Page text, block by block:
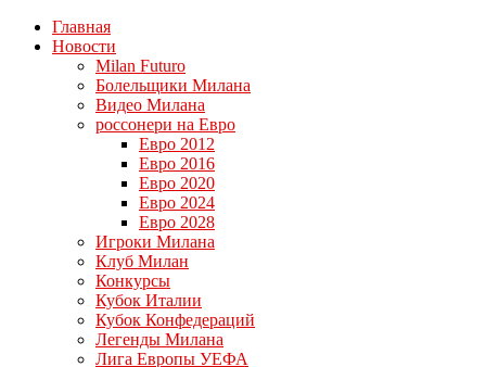
Главная
Новости
Milan Futuro
Болельщики Милана
Видео Милана
россонери на Евро
Евро 2012
Евро 2016
Евро 2020
Евро 2024
Евро 2028
Игроки Милана
Клуб Милан
Конкурсы
Кубок Италии
Кубок Конфедераций
Легенды Милана
Лига Европы УЕФА